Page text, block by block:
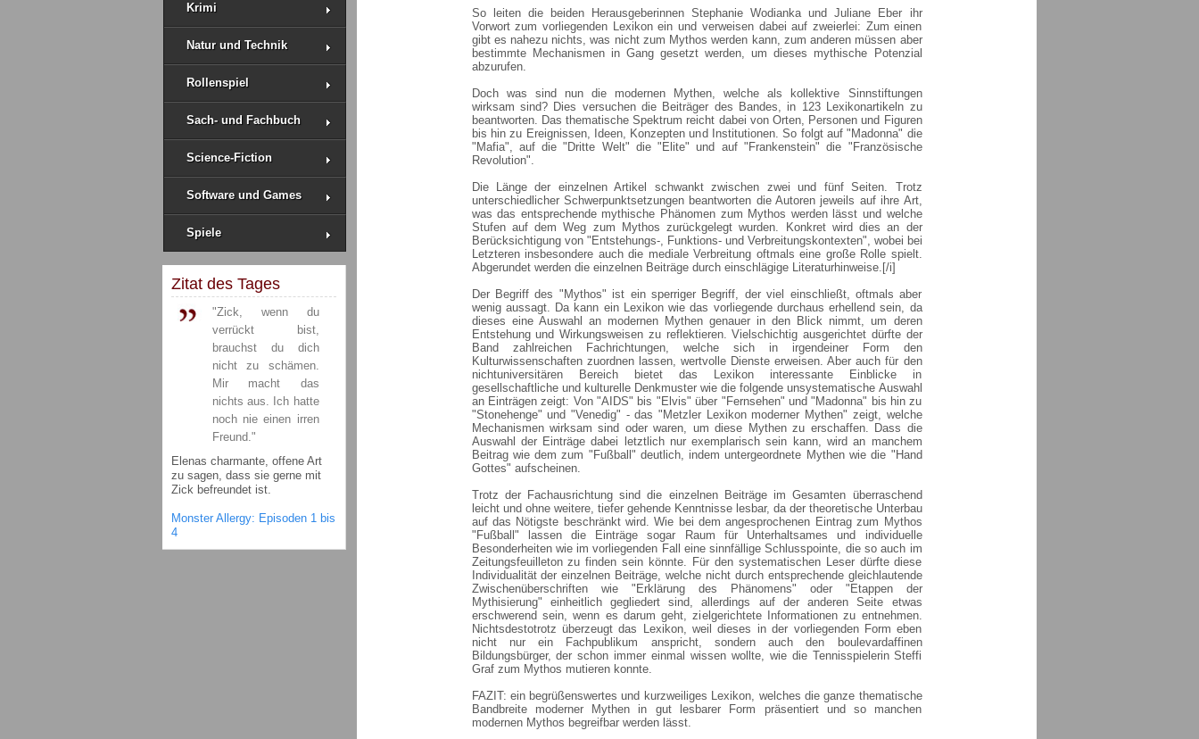
Krimi
Natur und Technik
Rollenspiel
Sach- und Fachbuch
Science-Fiction
Software und Games
Spiele
Zitat des Tages
"Zick, wenn du
verrückt bist,
brauchst du dich
nicht zu schämen.
Mir macht das
nichts aus. Ich hatte
noch nie einen irren
Freund."
Elenas charmante, offene Art
zu sagen, dass sie gerne mit
Zick befreundet ist.
Monster Allergy: Episoden 1 bis
4
So leiten die beiden Herausgeberinnen Stephanie Wodianka und Juliane Eber ihr
Vorwort zum vorliegenden Lexikon ein und verweisen dabei auf zweierlei: Zum einen
gibt es nahezu nichts, was nicht zum Mythos werden kann, zum anderen müssen aber
bestimmte Mechanismen in Gang gesetzt werden, um dieses mythische Potenzial
abzurufen.
Doch was sind nun die modernen Mythen, welche als kollektive Sinnstiftungen
wirksam sind? Dies versuchen die Beiträger des Bandes, in 123 Lexikonartikeln zu
beantworten. Das thematische Spektrum reicht dabei von Orten, Personen und Figuren
bis hin zu Ereignissen, Ideen, Konzepten und Institutionen. So folgt auf "Madonna" die
"Mafia", auf die "Dritte Welt" die "Elite" und auf "Frankenstein" die "Französische
Revolution".
Die Länge der einzelnen Artikel schwankt zwischen zwei und fünf Seiten. Trotz
unterschiedlicher Schwerpunktsetzungen beantworten die Autoren jeweils auf ihre Art,
was das entsprechende mythische Phänomen zum Mythos werden lässt und welche
Stufen auf dem Weg zum Mythos zurückgelegt wurden. Konkret wird dies an der
Berücksichtigung von "Entstehungs-, Funktions- und Verbreitungskontexten", wobei bei
Letzteren insbesondere auch die mediale Verbreitung oftmals eine große Rolle spielt.
Abgerundet werden die einzelnen Beiträge durch einschlägige Literaturhinweise.[/i]
Der Begriff des "Mythos" ist ein sperriger Begriff, der viel einschließt, oftmals aber
wenig aussagt. Da kann ein Lexikon wie das vorliegende durchaus erhellend sein, da
dieses eine Auswahl an modernen Mythen genauer in den Blick nimmt, um deren
Entstehung und Wirkungsweisen zu reflektieren. Vielschichtig ausgerichtet dürfte der
Band zahlreichen Fachrichtungen, welche sich in irgendeiner Form den
Kulturwissenschaften zuordnen lassen, wertvolle Dienste erweisen. Aber auch für den
nichtuniversitären Bereich bietet das Lexikon interessante Einblicke in
gesellschaftliche und kulturelle Denkmuster wie die folgende unsystematische Auswahl
an Einträgen zeigt: Von "AIDS" bis "Elvis" über "Fernsehen" und "Madonna" bis hin zu
"Stonehenge" und "Venedig" - das "Metzler Lexikon moderner Mythen" zeigt, welche
Mechanismen wirksam sind oder waren, um diese Mythen zu erschaffen. Dass die
Auswahl der Einträge dabei letztlich nur exemplarisch sein kann, wird an manchem
Beitrag wie dem zum "Fußball" deutlich, indem untergeordnete Mythen wie die "Hand
Gottes" aufscheinen.
Trotz der Fachausrichtung sind die einzelnen Beiträge im Gesamten überraschend
leicht und ohne weitere, tiefer gehende Kenntnisse lesbar, da der theoretische Unterbau
auf das Nötigste beschränkt wird. Wie bei dem angesprochenen Eintrag zum Mythos
"Fußball" lassen die Einträge sogar Raum für Unterhaltsames und individuelle
Besonderheiten wie im vorliegenden Fall eine sinnfällige Schlusspointe, die so auch im
Zeitungsfeuilleton zu finden sein könnte. Für den systematischen Leser dürfte diese
Individualität der einzelnen Beiträge, welche nicht durch entsprechende gleichlautende
Zwischenüberschriften wie "Erklärung des Phänomens" oder "Etappen der
Mythisierung" einheitlich gegliedert sind, allerdings auf der anderen Seite etwas
erschwerend sein, wenn es darum geht, zielgerichtete Informationen zu entnehmen.
Nichtsdestotrotz überzeugt das Lexikon, weil dieses in der vorliegenden Form eben
nicht nur ein Fachpublikum anspricht, sondern auch den boulevardaffinen
Bildungsbürger, der schon immer einmal wissen wollte, wie die Tennisspielerin Steffi
Graf zum Mythos mutieren konnte.
FAZIT: ein begrüßenswertes und kurzweiliges Lexikon, welches die ganze thematische
Bandbreite moderner Mythen in gut lesbarer Form präsentiert und so manchen
modernen Mythos begreifbar werden lässt.